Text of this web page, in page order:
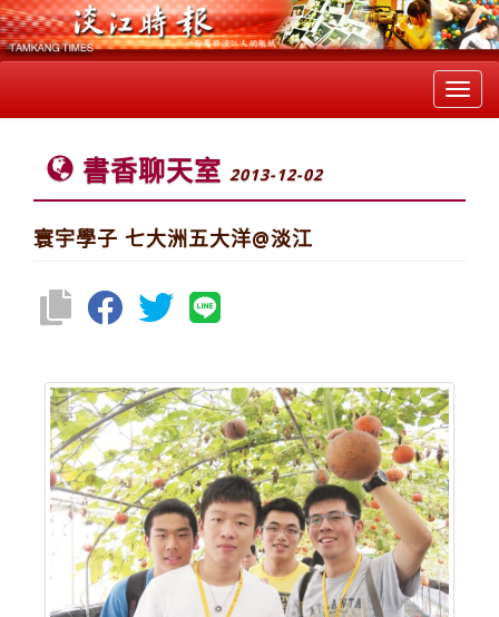
書香聊天室 2013-12-02
寰宇學子 七大洲五大洋@淡江